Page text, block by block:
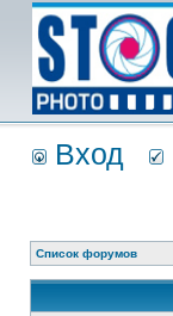
Вход
Список форумов